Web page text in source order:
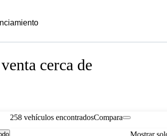
cerca de
258 vehículos encontradosCompara
Mostrar